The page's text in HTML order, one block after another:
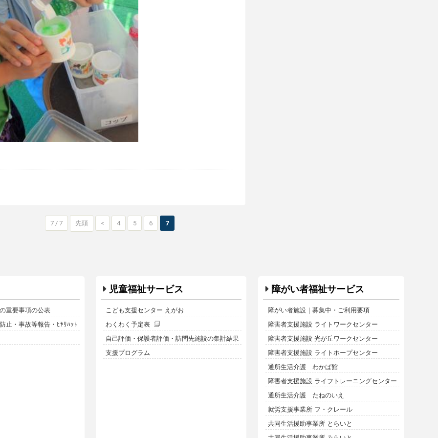
7 / 7 先頭 < 4 5 6 7
重要事項の公表
止・事故等報告・ﾋﾔﾘﾊｯﾄ
児童福祉サービス
こども支援センター えがお
わくわく予定表
自己評価・保護者評価・訪問先施設の集計結果
支援プログラム
障がい者福祉サービス
障がい者施設｜募集中・ご利用要項
障害者支援施設 ライトワークセンター
障害者支援施設 光が丘ワークセンター
障害者支援施設 ライトホープセンター
通所生活介護 わかば館
障害者支援施設 ライフトレーニングセンター
通所生活介護 たねのいえ
就労支援事業所 フ・クレール
共同生活援助事業所 とらいと